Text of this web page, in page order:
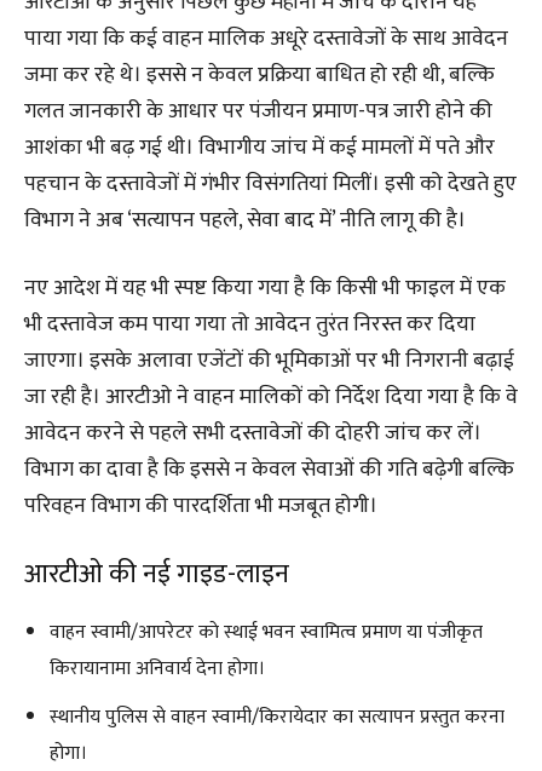
पाया गया कि कई वाहन मालिक अधूरे दस्तावेजों के साथ आवेदन
जमा कर रहे थे। इससे न केवल प्रक्रिया बाधित हो रही थी, बल्कि
गलत जानकारी के आधार पर पंजीयन प्रमाण-पत्र जारी होने की
आशंका भी बढ़ गई थी। विभागीय जांच में कई मामलों में पते और
पहचान के दस्तावेजों में गंभीर विसंगतियां मिलीं। इसी को देखते हुए
विभाग ने अब ‘सत्यापन पहले, सेवा बाद में’ नीति लागू की है।
नए आदेश में यह भी स्पष्ट किया गया है कि किसी भी फाइल में एक
भी दस्तावेज कम पाया गया तो आवेदन तुरंत निरस्त कर दिया
जाएगा। इसके अलावा एजेंटों की भूमिकाओं पर भी निगरानी बढ़ाई
जा रही है। आरटीओ ने वाहन मालिकों को निर्देश दिया गया है कि वे
आवेदन करने से पहले सभी दस्तावेजों की दोहरी जांच कर लें।
विभाग का दावा है कि इससे न केवल सेवाओं की गति बढ़ेगी बल्कि
परिवहन विभाग की पारदर्शिता भी मजबूत होगी।
आरटीओ की नई गाइड-लाइन
वाहन स्वामी/आपरेटर काे स्थाई भवन स्वामित्व प्रमाण या पंजीकृत
किरायानामा अनिवार्य देना होगा।
स्थानीय पुलिस से वाहन स्वामी/किरायेदार का सत्यापन प्रस्तुत करना
होगा।